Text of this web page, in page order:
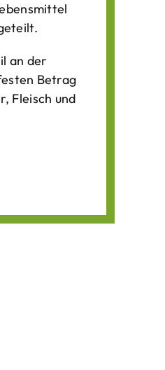
an der
Betrag
Fleisch und